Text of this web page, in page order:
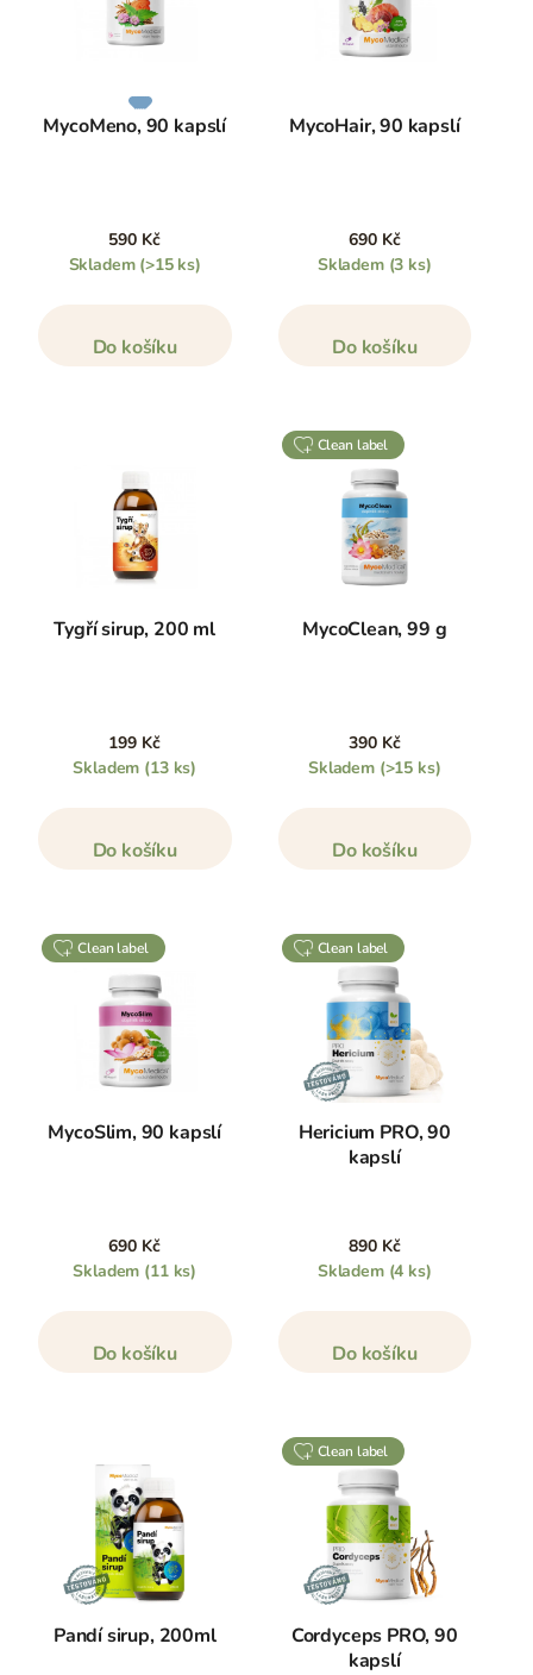
MycoMeno, 90 kapslí
590 Kč
Skladem (>15 ks)
Do košíku
MycoHair, 90 kapslí
690 Kč
Skladem (3 ks)
Do košíku
Tygří sirup, 200 ml
199 Kč
Skladem (13 ks)
Do košíku
clean label
MycoClean, 99 g
390 Kč
Skladem (>15 ks)
Do košíku
clean label
MycoSlim, 90 kapslí
690 Kč
Skladem (11 ks)
Do košíku
clean label
Hericium PRO, 90
kapslí
890 Kč
Skladem (4 ks)
Do košíku
Pandí sirup, 200ml
clean label
Cordyceps PRO, 90
kapslí